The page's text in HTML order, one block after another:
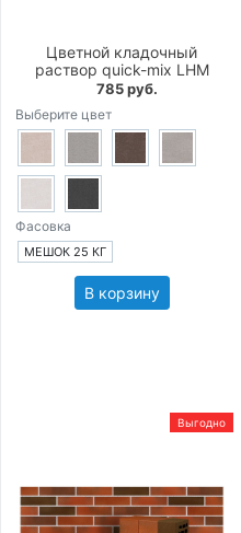
Цветной кладочный
раствор quick-mix LHM
785 руб.
Выберите цвет
Фасовка
МЕШОК 25 КГ
В корзину
Выгодно